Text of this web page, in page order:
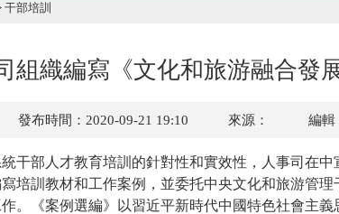
干部培訓
組織編寫《文化和旅游融合發
發布時間：2020-09-21 19:10 來源： 編輯
部人才教育培訓的針對性和實效性，人事司在中
培訓教材和工作案例，並委托中央文化和旅游管
。《案例選編》以習近平新時代中國特色社會主